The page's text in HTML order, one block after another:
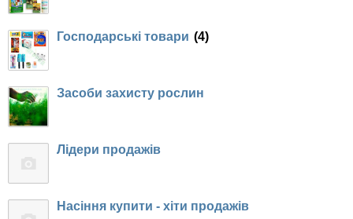
Господарські товари (4)
Засоби захисту рослин
Лідери продажів
Насіння купити - хіти продажів